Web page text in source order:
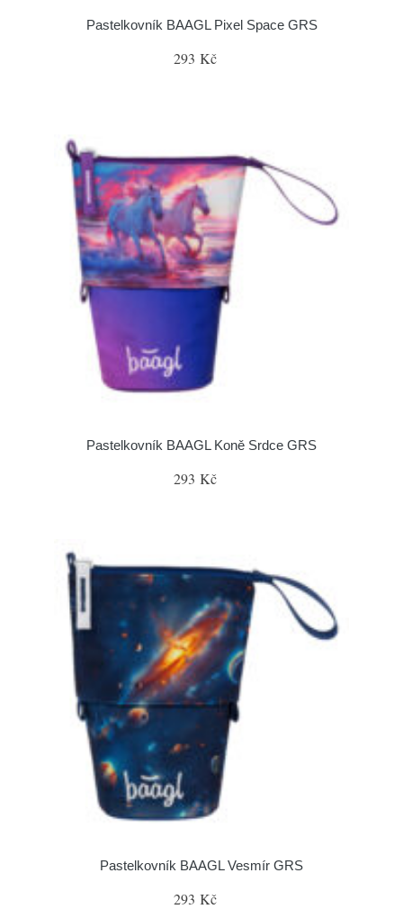
Pastelkovník BAAGL Pixel Space GRS
293 Kč
Pastelkovník BAAGL Koně Srdce GRS
293 Kč
Pastelkovník BAAGL Vesmír GRS
293 Kč